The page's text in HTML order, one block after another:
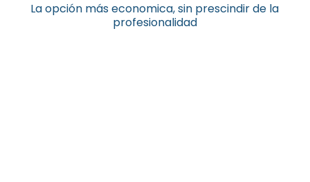
La opción más economica, sin prescindir de la
profesionalidad